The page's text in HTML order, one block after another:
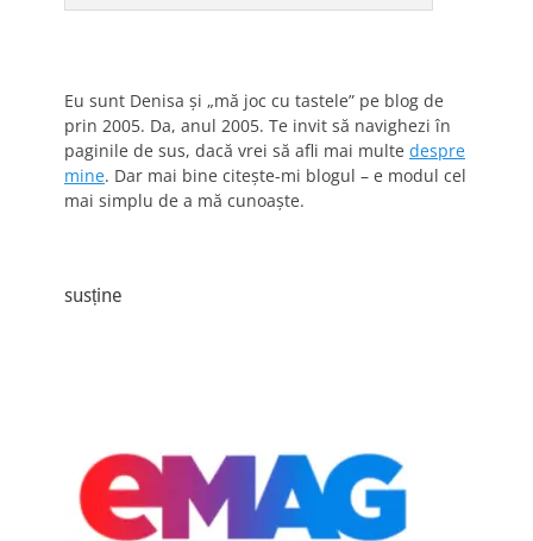
Eu sunt Denisa și „mă joc cu tastele” pe blog de
prin 2005. Da, anul 2005. Te invit să navighezi în
paginile de sus, dacă vrei să afli mai multe despre
mine. Dar mai bine citește-mi blogul – e modul cel
mai simplu de a mă cunoaște.
susține